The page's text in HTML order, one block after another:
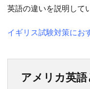
英語の違いを説明して
イギリス試験対策にお
アメリカ英